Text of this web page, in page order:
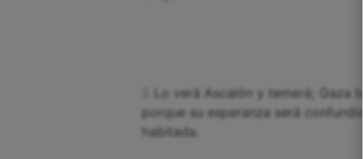
Lo verá Ascalón y temerá;
porque su esperanza será
habitada.